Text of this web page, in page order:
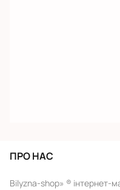
ПРО НАС
Bilyzna-shop» ® інтернет-